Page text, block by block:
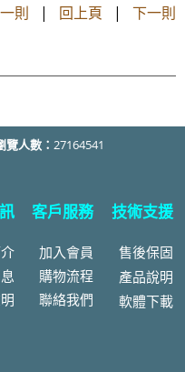
則 | 回上頁 | 下一則
覽人數： 27164541
客戶服務
加入會員
購物流程
聯絡我們
技術支援
售後保固
產品說明
軟體下載